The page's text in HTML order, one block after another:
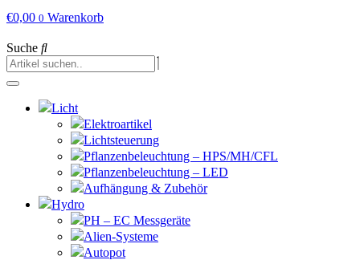
€0,00 0 Warenkorb
Suche
Licht
Elektroartikel
Lichtsteuerung
Pflanzenbeleuchtung – HPS/MH/CFL
Pflanzenbeleuchtung – LED
Aufhängung & Zubehör
Hydro
PH – EC Messgeräte
Alien-Systeme
Autopot